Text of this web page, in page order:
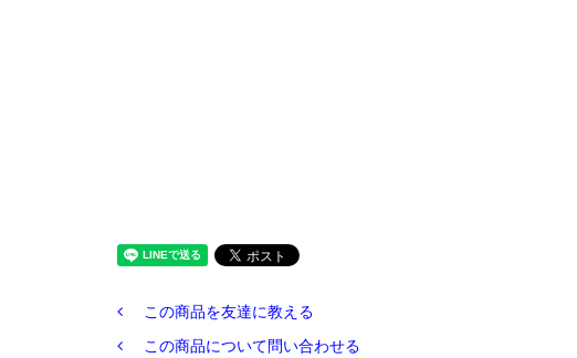
この商品を友達に教える
この商品について問い合わせる